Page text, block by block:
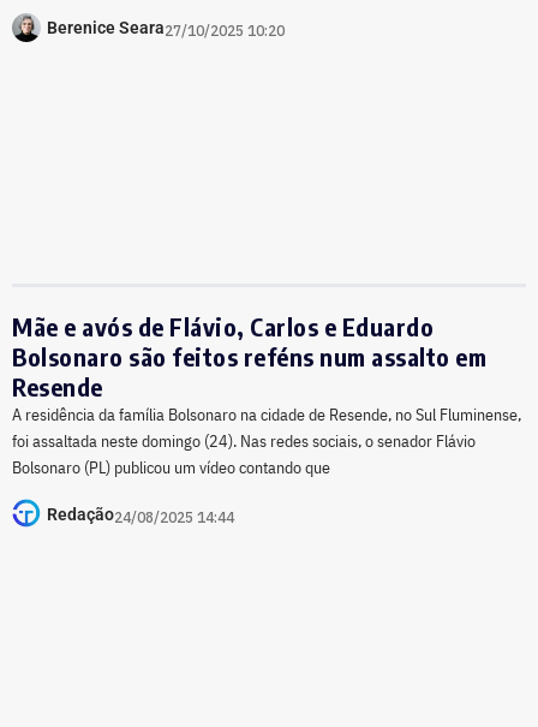
Berenice Seara27/10/2025 10:20
Mãe e avós de Flávio, Carlos e Eduardo
Bolsonaro são feitos reféns num assalto em
Resende
A residência da família Bolsonaro na cidade de Resende, no Sul Fluminense,
foi assaltada neste domingo (24). Nas redes sociais, o senador Flávio
Bolsonaro (PL) publicou um vídeo contando que
Redação24/08/2025 14:44